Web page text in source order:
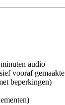
audio
vooraf
beperkingen)